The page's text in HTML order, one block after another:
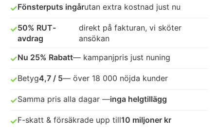
✓Fönsterputs ingårutan extra kostnad just nu
✓50% RUT-
avdrag
direkt på fakturan, vi sköter
ansökan
✓Nu 25% Rabatt— kampanjpris just nuning
✓Betyg4,7 / 5— över 18 000 nöjda kunder
✓Samma pris alla dagar —inga helgtillägg
✓F-skatt & försäkrade upp till10 miljoner kr